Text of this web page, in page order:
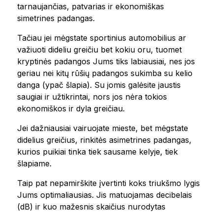
tarnaujančias, patvarias ir ekonomiškas
simetrines padangas.
Tačiau jei mėgstate sportinius automobilius ar
važiuoti dideliu greičiu bet kokiu oru, tuomet
kryptinės padangos Jums tiks labiausiai, nes jos
geriau nei kitų rūšių padangos sukimba su kelio
danga (ypač šlapia). Su jomis galėsite jaustis
saugiai ir užtikrintai, nors jos nėra tokios
ekonomiškos ir dyla greičiau.
Jei dažniausiai vairuojate mieste, bet mėgstate
didelius greičius, rinkitės asimetrines padangas,
kurios puikiai tinka tiek sausame kelyje, tiek
šlapiame.
Taip pat nepamirškite įvertinti koks triukšmo lygis
Jums optimaliausias. Jis matuojamas decibelais
(dB) ir kuo mažesnis skaičius nurodytas